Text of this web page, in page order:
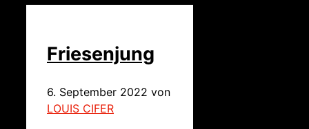
Friesenjung
6. September 2022 von
LOUIS CIFER